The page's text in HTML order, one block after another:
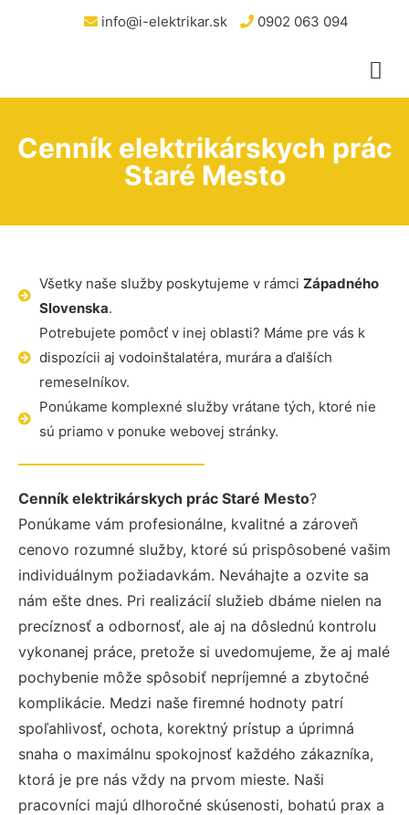
info@i-elektrikar.sk 0902 063 094
Cenník elektrikárskych prác
Staré Mesto
Všetky naše služby poskytujeme v rámci Západného
Slovenska.
Potrebujete pomôcť v inej oblasti? Máme pre vás k
dispozícii aj vodoinštalatéra, murára a ďalších
remeselníkov.
Ponúkame komplexné služby vrátane tých, ktoré nie
sú priamo v ponuke webovej stránky.
Cenník elektrikárskych prác Staré Mesto?
Ponúkame vám profesionálne, kvalitné a zároveň
cenovo rozumné služby, ktoré sú prispôsobené vašim
individuálnym požiadavkám. Neváhajte a ozvite sa
nám ešte dnes. Pri realizácií služieb dbáme nielen na
precíznosť a odbornosť, ale aj na dôslednú kontrolu
vykonanej práce, pretože si uvedomujeme, že aj malé
pochybenie môže spôsobiť nepríjemné a zbytočné
komplikácie. Medzi naše firemné hodnoty patrí
spoľahlivosť, ochota, korektný prístup a úprimná
snaha o maximálnu spokojnosť každého zákazníka,
ktorá je pre nás vždy na prvom mieste. Naši
pracovníci majú dlhoročné skúsenosti, bohatú prax a